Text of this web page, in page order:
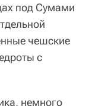
под Сумами
чешские
с
немного